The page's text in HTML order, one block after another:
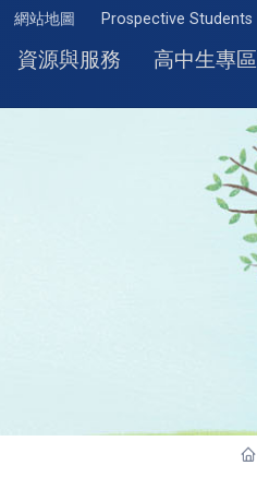
網站地圖 Prospective Students
資源與服務 高中生專區